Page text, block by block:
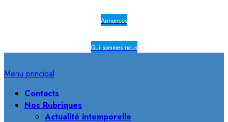
Annonces
Qui sommes nous
Menu principal
Contacts
Nos Rubriques
Actualité intemporelle